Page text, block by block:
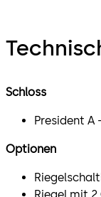
Schloss
President A
Optionen